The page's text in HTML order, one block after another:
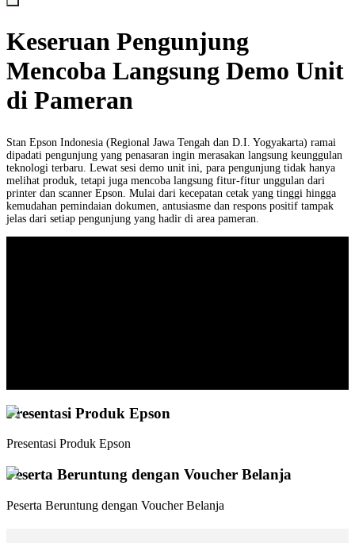
Keseruan Pengunjung
Mencoba Langsung Demo Unit
di Pameran
Stan Epson Indonesia (Regional Jawa Tengah dan D.I. Yogyakarta) ramai
dipadati pengunjung yang penasaran ingin merasakan langsung keunggulan
teknologi terbaru. Lewat sesi demo unit ini, para pengunjung tidak hanya
melihat produk, tetapi juga mencoba langsung fitur-fitur unggulan dari
printer dan scanner Epson. Mulai dari kecepatan cetak yang tinggi hingga
kemudahan pemindaian dokumen, antusiasme dan respons positif tampak
jelas dari setiap pengunjung yang hadir di area pameran.
Presentasi Produk Epson
Presentasi Produk Epson
Peserta Beruntung dengan Voucher Belanja
Peserta Beruntung dengan Voucher Belanja